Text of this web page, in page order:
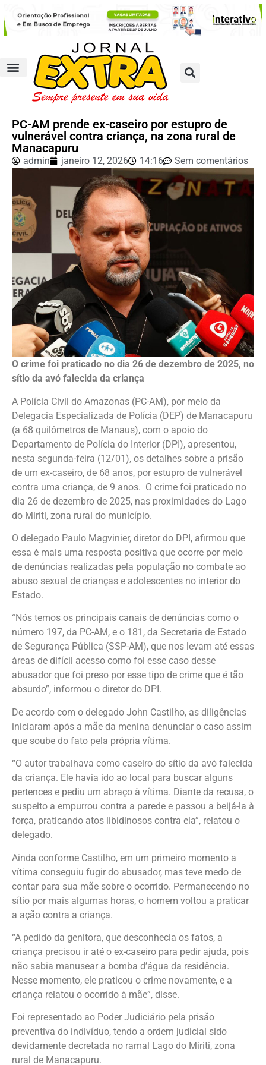
PC-AM prende ex-caseiro por estupro de
vulnerável contra criança, na zona rural de
Manacapuru
admin janeiro 12, 2026 14:16 Sem comentários
O crime foi praticado no dia 26 de dezembro de 2025, no
sítio da avó falecida da criança
A Polícia Civil do Amazonas (PC-AM), por meio da
Delegacia Especializada de Polícia (DEP) de Manacapuru
(a 68 quilômetros de Manaus), com o apoio do
Departamento de Polícia do Interior (DPI), apresentou,
nesta segunda-feira (12/01), os detalhes sobre a prisão
de um ex-caseiro, de 68 anos, por estupro de vulnerável
contra uma criança, de 9 anos. O crime foi praticado no
dia 26 de dezembro de 2025, nas proximidades do Lago
do Miriti, zona rural do município.
O delegado Paulo Magvinier, diretor do DPI, afirmou que
essa é mais uma resposta positiva que ocorre por meio
de denúncias realizadas pela população no combate ao
abuso sexual de crianças e adolescentes no interior do
Estado.
“Nós temos os principais canais de denúncias como o
número 197, da PC-AM, e o 181, da Secretaria de Estado
de Segurança Pública (SSP-AM), que nos levam até essas
áreas de difícil acesso como foi esse caso desse
abusador que foi preso por esse tipo de crime que é tão
absurdo”, informou o diretor do DPI.
De acordo com o delegado John Castilho, as diligências
iniciaram após a mãe da menina denunciar o caso assim
que soube do fato pela própria vítima.
“O autor trabalhava como caseiro do sítio da avó falecida
da criança. Ele havia ido ao local para buscar alguns
pertences e pediu um abraço à vítima. Diante da recusa, o
suspeito a empurrou contra a parede e passou a beijá-la à
força, praticando atos libidinosos contra ela”, relatou o
delegado.
Ainda conforme Castilho, em um primeiro momento a
vítima conseguiu fugir do abusador, mas teve medo de
contar para sua mãe sobre o ocorrido. Permanecendo no
sítio por mais algumas horas, o homem voltou a praticar
a ação contra a criança.
“A pedido da genitora, que desconhecia os fatos, a
criança precisou ir até o ex-caseiro para pedir ajuda, pois
não sabia manusear a bomba d’água da residência.
Nesse momento, ele praticou o crime novamente, e a
criança relatou o ocorrido à mãe”, disse.
Foi representado ao Poder Judiciário pela prisão
preventiva do indivíduo, tendo a ordem judicial sido
devidamente decretada no ramal Lago do Miriti, zona
rural de Manacapuru.